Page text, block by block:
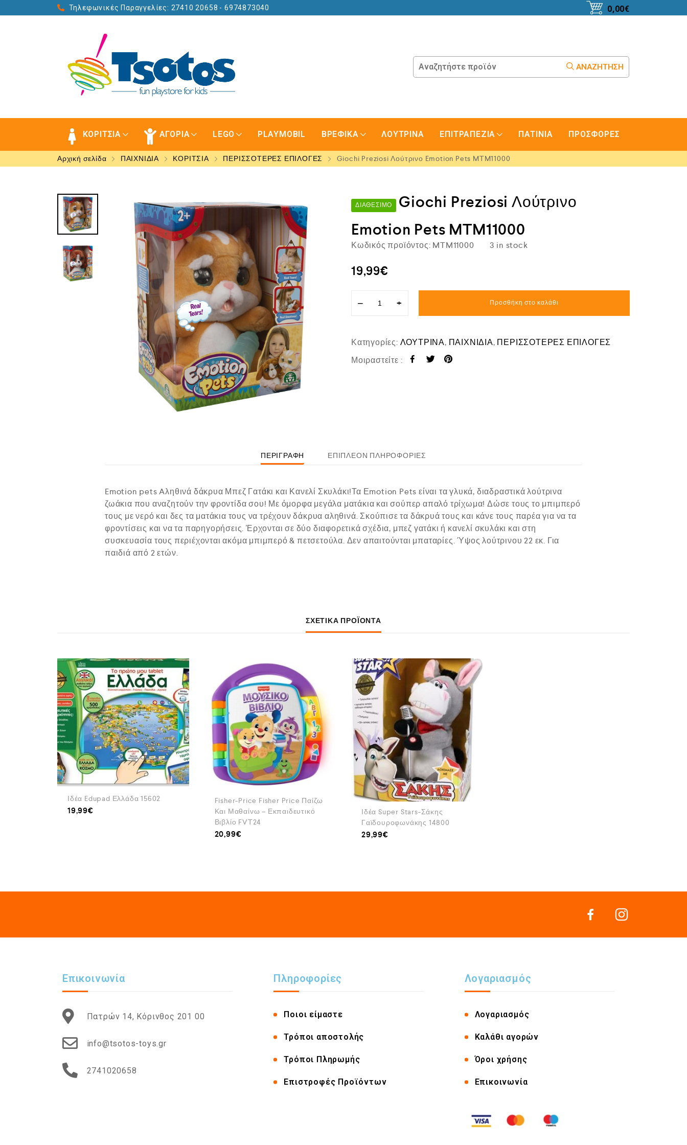
Τηλεφωνικές Παραγγελίες: 27410 20658 - 6974873040 0,00€
ΑΝΑΖΉΤΗΣΗ
ΚΟΡΙΤΣΙΑ ΑΓΟΡΙΑ LEGO PLAYMOBIL ΒΡΕΦΙΚΑ ΛΟΥΤΡΙΝΑ ΕΠΙΤΡΑΠΕΖΙΑ ΠΑΤΙΝΙΑ ΠΡΟΣΦΟΡΕΣ
Αρχική σελίδα ΠΑΙΧΝΙΔΙΑ ΚΟΡΙΤΣΙΑ ΠΕΡΙΣΣΟΤΕΡΕΣ ΕΠΙΛΟΓΕΣ Giochi Preziosi Λούτρινο Emotion Pets MTM11000
ΔΙΑΘΈΣΙΜΟ
Giochi Preziosi Λούτρινο
Emotion Pets MTM11000
Κωδικός προϊόντος: MTM11000 3 in stock
19,99€
− + Προσθήκη στο καλάθι
Κατηγορίες: ΛΟΥΤΡΙΝΑ, ΠΑΙΧΝΙΔΙΑ, ΠΕΡΙΣΣΟΤΕΡΕΣ ΕΠΙΛΟΓΕΣ
Μοιραστείτε :
ΠΕΡΙΓΡΑΦΉ ΕΠΙΠΛΈΟΝ ΠΛΗΡΟΦΟΡΊΕΣ
Emotion pets Aληθινά δάκρυα Μπεζ Γατάκι και Κανελί Σκυλάκι!Τα Εmotion Pets είναι τα γλυκά, διαδραστικά λούτρινα
ζωάκια που αναζητούν την φροντίδα σου! Με όμορφα μεγάλα ματάκια και σούπερ απαλό τρίχωμα! Δώσε τους το μπιμπερό
τους με νερό και δες τα ματάκια τους να τρέχουν δάκρυα αληθινά. Σκούπισε τα δάκρυά τους και κάνε τους παρέα για να τα
φροντίσεις και να τα παρηγορήσεις. Έρχονται σε δύο διαφορετικά σχέδια, μπεζ γατάκι ή κανελί σκυλάκι και στη
συσκευασία τους περιέχονται ακόμα μπιμπερό & πετσετούλα. Δεν απαιτούνται μπαταρίες. Ύψος λούτρινου 22 εκ. Για
παιδιά από 2 ετών.
ΣΧΕΤΙΚΆ ΠΡΟΪΌΝΤΑ
Ιδέα Edupad Ελλάδα 15602
19,99€
Fisher-Price Fisher Price Παίζω
Και Μαθαίνω – Εκπαιδευτικό
Βιβλίο FVT24
20,99€
Ιδέα Super Stars-Σάκης
Γαϊδουροφωνάκης 14800
29,99€
Επικοινωνία
Πατρών 14, Κόρινθος 201 00
info@tsotos-toys.gr
2741020658
Πληροφορίες
Ποιοι είμαστε
Τρόποι αποστολής
Τρόποι Πληρωμής
Επιστροφές Προϊόντων
Λογαριασμός
Λογαριασμός
Καλάθι αγορών
Όροι χρήσης
Επικοινωνία